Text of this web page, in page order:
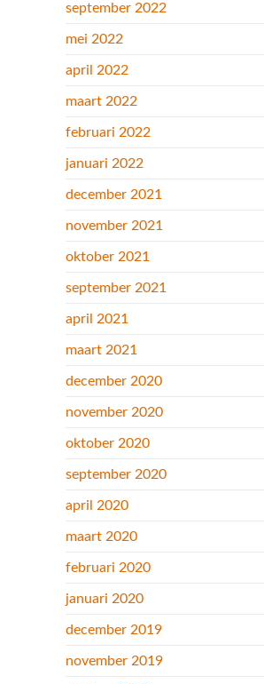
september 2022
mei 2022
april 2022
maart 2022
februari 2022
januari 2022
december 2021
november 2021
oktober 2021
september 2021
april 2021
maart 2021
december 2020
november 2020
oktober 2020
september 2020
april 2020
maart 2020
februari 2020
januari 2020
december 2019
november 2019